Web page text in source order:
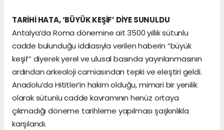
TARİHİ HATA, ‘BÜYÜK KEŞİF’ DİYE SUNULDU
Antalya’da Roma dönemine ait 3500 yıllık sütunlu
cadde bulunduğu iddiasıyla verilen haberin “büyük
keşif” diyerek yerel ve ulusal basında yayınlanmasının
ardından arkeoloji camiasından tepki ve eleştiri geldi.
Anadolu’da Hititler’in hakim olduğu, mimari bir yenilik
olarak sütunlu cadde kavramının henüz ortaya
çıkmadığı döneme tarihleme yapılması şaşkınlıkla
karşılandı.